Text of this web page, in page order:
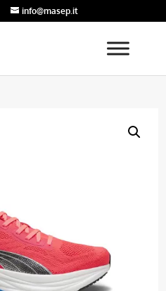
info@masep.it